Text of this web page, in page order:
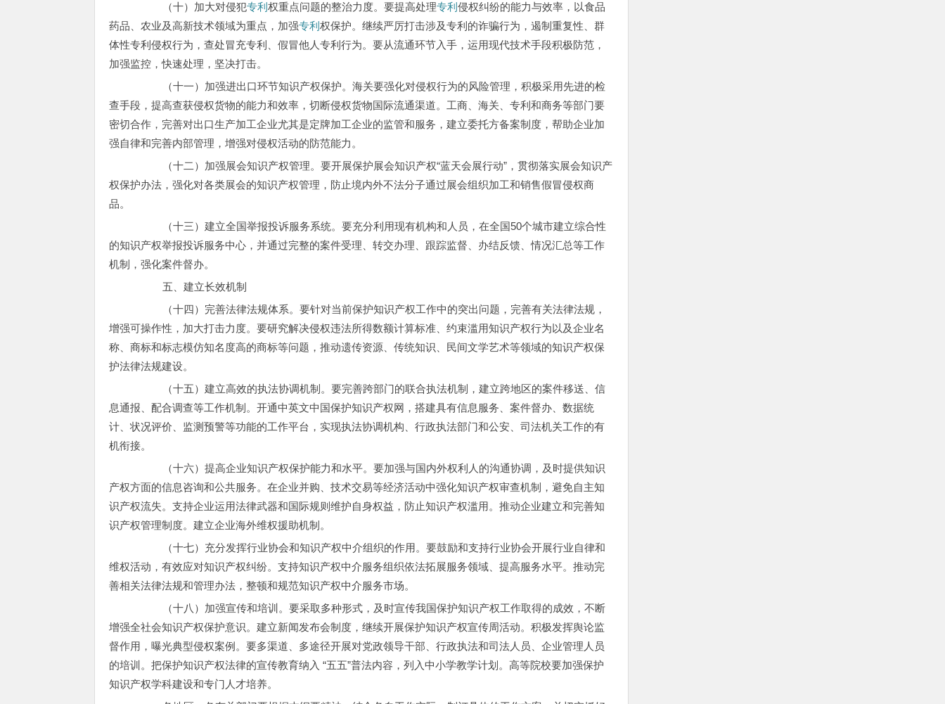
（十）加大对侵犯专利权重点问题的整治力度。要提高处理专利侵权纠纷的能力与效率，以食品
药品、农业及高新技术领域为重点，加强专利权保护。继续严厉打击涉及专利的诈骗行为，遏制重复性、群
体性专利侵权行为，查处冒充专利、假冒他人专利行为。要从流通环节入手，运用现代技术手段积极防范，
加强监控，快速处理，坚决打击。
（十一）加强进出口环节知识产权保护。海关要强化对侵权行为的风险管理，积极采用先进的检
查手段，提高查获侵权货物的能力和效率，切断侵权货物国际流通渠道。工商、海关、专利和商务等部门要
密切合作，完善对出口生产加工企业尤其是定牌加工企业的监管和服务，建立委托方备案制度，帮助企业加
强自律和完善内部管理，增强对侵权活动的防范能力。
（十二）加强展会知识产权管理。要开展保护展会知识产权“蓝天会展行动”，贯彻落实展会知识产
权保护办法，强化对各类展会的知识产权管理，防止境内外不法分子通过展会组织加工和销售假冒侵权商
品。
（十三）建立全国举报投诉服务系统。要充分利用现有机构和人员，在全国50个城市建立综合性
的知识产权举报投诉服务中心，并通过完整的案件受理、转交办理、跟踪监督、办结反馈、情况汇总等工作
机制，强化案件督办。
五、建立长效机制
（十四）完善法律法规体系。要针对当前保护知识产权工作中的突出问题，完善有关法律法规，
增强可操作性，加大打击力度。要研究解决侵权违法所得数额计算标准、约束滥用知识产权行为以及企业名
称、商标和标志模仿知名度高的商标等问题，推动遗传资源、传统知识、民间文学艺术等领域的知识产权保
护法律法规建设。
（十五）建立高效的执法协调机制。要完善跨部门的联合执法机制，建立跨地区的案件移送、信
息通报、配合调查等工作机制。开通中英文中国保护知识产权网，搭建具有信息服务、案件督办、数据统
计、状况评价、监测预警等功能的工作平台，实现执法协调机构、行政执法部门和公安、司法机关工作的有
机衔接。
（十六）提高企业知识产权保护能力和水平。要加强与国内外权利人的沟通协调，及时提供知识
产权方面的信息咨询和公共服务。在企业并购、技术交易等经济活动中强化知识产权审查机制，避免自主知
识产权流失。支持企业运用法律武器和国际规则维护自身权益，防止知识产权滥用。推动企业建立和完善知
识产权管理制度。建立企业海外维权援助机制。
（十七）充分发挥行业协会和知识产权中介组织的作用。要鼓励和支持行业协会开展行业自律和
维权活动，有效应对知识产权纠纷。支持知识产权中介服务组织依法拓展服务领域、提高服务水平。推动完
善相关法律法规和管理办法，整顿和规范知识产权中介服务市场。
（十八）加强宣传和培训。要采取多种形式，及时宣传我国保护知识产权工作取得的成效，不断
增强全社会知识产权保护意识。建立新闻发布会制度，继续开展保护知识产权宣传周活动。积极发挥舆论监
督作用，曝光典型侵权案例。要多渠道、多途径开展对党政领导干部、行政执法和司法人员、企业管理人员
的培训。把保护知识产权法律的宣传教育纳入 “五五”普法内容，列入中小学教学计划。高等院校要加强保护
知识产权学科建设和专门人才培养。